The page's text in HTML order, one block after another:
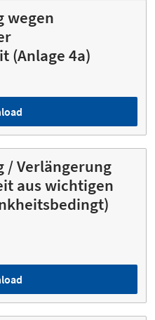
wegen
(Anlage 4a)
/ Verlängerung
aus wichtigen